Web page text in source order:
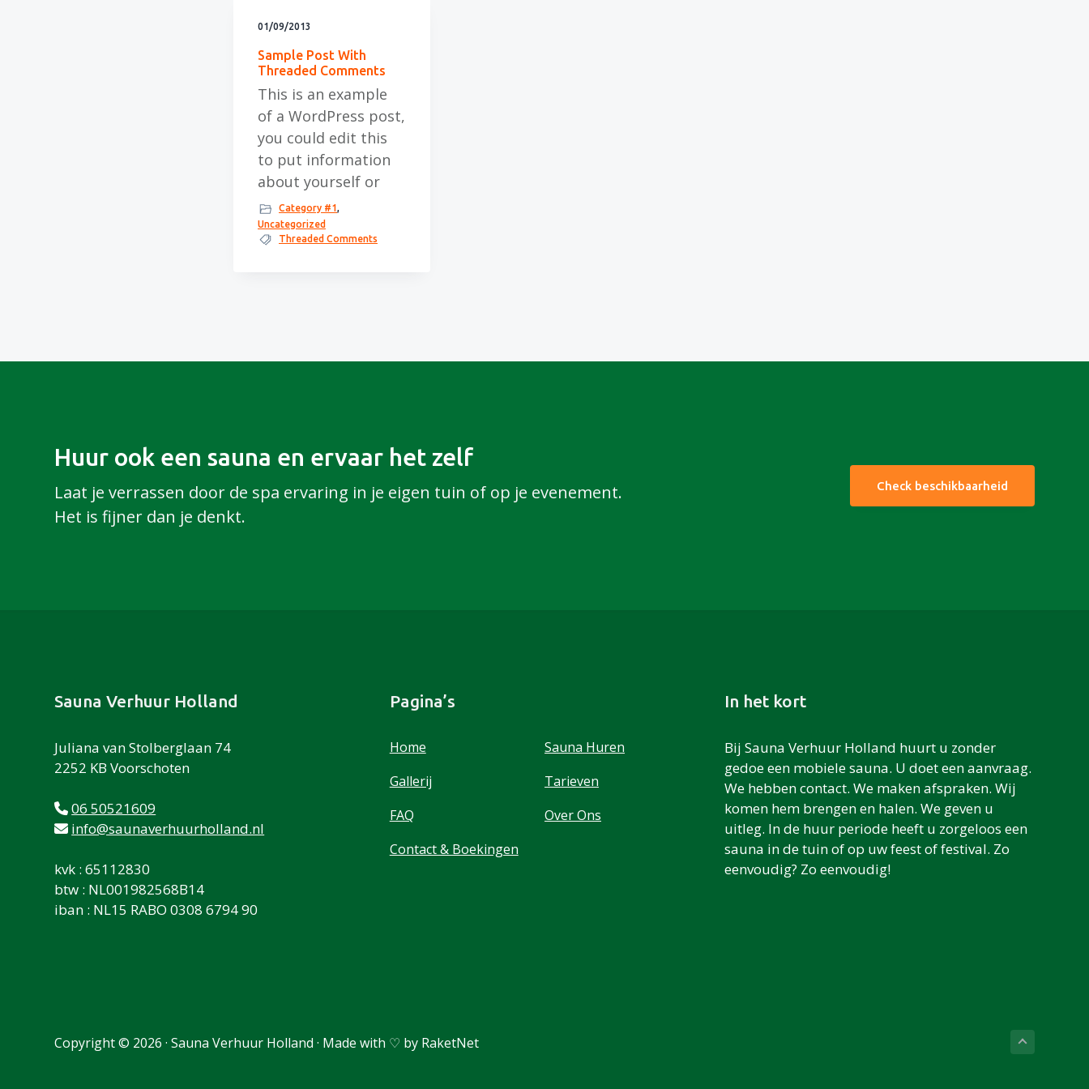
01/09/2013
Sample Post With
Threaded Comments
This is an example
of a WordPress post,
you could edit this
to put information
about yourself or
Category #1,
Uncategorized
Threaded Comments
Huur ook een sauna en ervaar het zelf
Laat je verrassen door de spa ervaring in je eigen tuin of op je evenement.
Het is fijner dan je denkt.
Check beschikbaarheid
Footer
Sauna Verhuur Holland
Juliana van Stolberglaan 74
2252 KB Voorschoten
06 50521609
info@saunaverhuurholland.nl
kvk : 65112830
btw : NL001982568B14
iban : NL15 RABO 0308 6794 90
Pagina’s
Home
Sauna Huren
Gallerij
Tarieven
FAQ
Over Ons
Contact & Boekingen
In het kort
Bij Sauna Verhuur Holland huurt u zonder
gedoe een mobiele sauna. U doet een aanvraag.
We hebben contact. We maken afspraken. Wij
komen hem brengen en halen. We geven u
uitleg. In de huur periode heeft u zorgeloos een
sauna in de tuin of op uw feest of festival. Zo
eenvoudig? Zo eenvoudig!
Copyright © 2026 · Sauna Verhuur Holland · Made with ♡ by RaketNet